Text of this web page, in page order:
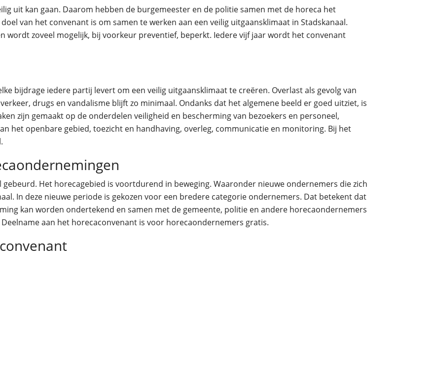
uit kan gaan. Daarom hebben de burgemeester en de politie samen met de horeca het
van het convenant is om samen te werken aan een veilig uitgaansklimaat in Stadskanaal.
wordt zoveel mogelijk, bij voorkeur preventief, beperkt. Iedere vijf jaar wordt het convenant
bijdrage iedere partij levert om een veilig uitgaansklimaat te creëren. Overlast als gevolg van
drugs en vandalisme blijft zo minimaal. Ondanks dat het algemene beeld er goed uitziet, is
zijn gemaakt op de onderdelen veiligheid en bescherming van bezoekers en personeel,
het openbare gebied, toezicht en handhaving, overleg, communicatie en monitoring. Bij het
Het horecagebied is voortdurend in beweging. Waaronder nieuwe ondernemers die zich
In deze nieuwe periode is gekozen voor een bredere categorie ondernemers. Dat betekent dat
kan worden ondertekend en samen met de gemeente, politie en andere horecaondernemers
aan het horecaconvenant is voor horecaondernemers gratis.